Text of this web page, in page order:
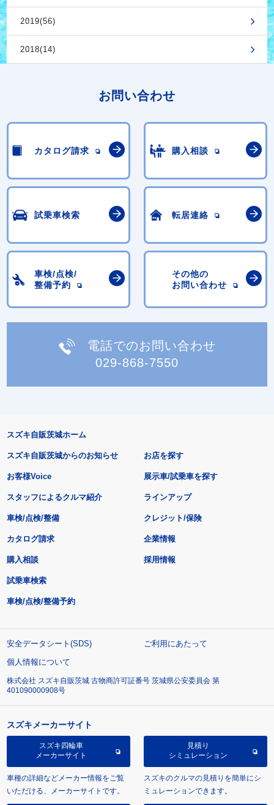
2019(56)
2018(14)
お問い合わせ
カタログ請求 購入相談
試乗車検索 転居連絡
車検/点検/
整備予約
その他の
お問い合わせ
電話でのお問い合わせ
029-868-7550
スズキ自販茨城ホーム
スズキ自販茨城からのお知らせ
お客様Voice
スタッフによるクルマ紹介
お店を探す
展示車/試乗車を探す
ラインアップ
車検/点検/整備 クレジット/保険
カタログ請求
購入相談
試乗車検索
車検/点検/整備予約
企業情報
採用情報
安全データシート(SDS)
ご利用にあたって
個人情報について
株式会社 スズキ自販茨城 古物商許可証番号 茨城県公安委員会 第
401090000908号
スズキメーカーサイト
スズキ四輪車
メーカーサイト
車種の詳細などメーカー情報をご覧
いただける、メーカーサイトです。
見積り
シミュレーション
スズキのクルマの見積りを簡単にシ
ミュレーションできます。